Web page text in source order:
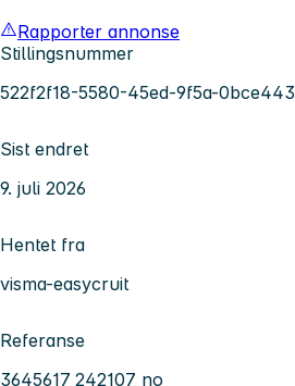
Rapporter annonse
Stillingsnummer
522f2f18-5580-45ed-9f5a-
Sist endret
9. juli 2026
Hentet fra
visma-easycruit
Referanse
3645617_242107_no